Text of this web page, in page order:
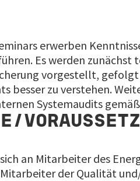
erwerben
Es werden
vorgestellt,
besser zu verstehen.
Systemaudits gemäß
an Mitarbeiter des
der Qualität